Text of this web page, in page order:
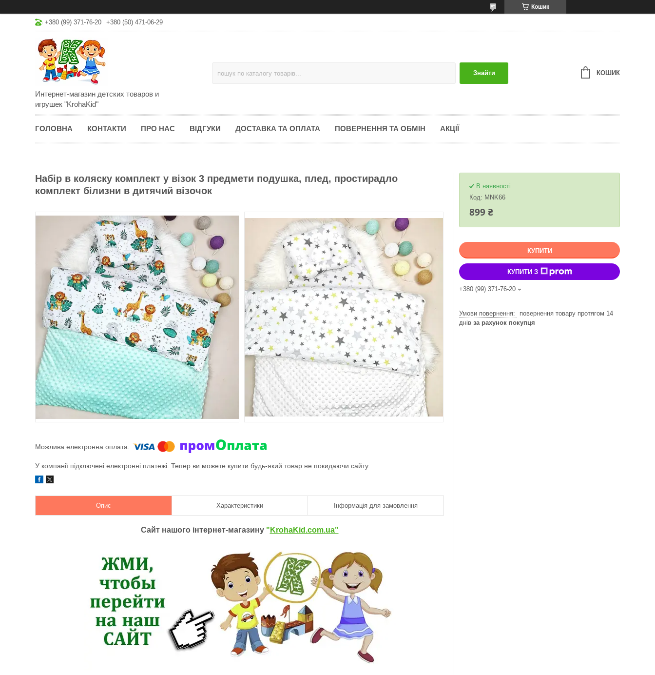
Кошик
+380 (99) 371-76-20 +380 (50) 471-06-29
Интернет-магазин детских товаров и
игрушек "KrohaKid"
Знайти КОШИК
ГОЛОВНА КОНТАКТИ ПРО НАС ВІДГУКИ ДОСТАВКА ТА ОПЛАТА ПОВЕРНЕННЯ ТА ОБМІН АКЦІЇ
Набір в коляску комплект у візок 3 предмети подушка, плед, простирадло
комплект білизни в дитячий візочок
У компанії підключені електронні платежі. Тепер ви можете купити будь-який товар не покидаючи сайту.
Опис Характеристики Інформація для замовлення
Сайт нашого інтернет-магазину " KrohaKid.com.ua"
В наявності
Код: MNK66
899 ₴
КУПИТИ
КУПИТИ З
+380 (99) 371-76-20
повернення товару протягом 14
днів за рахунок покупця